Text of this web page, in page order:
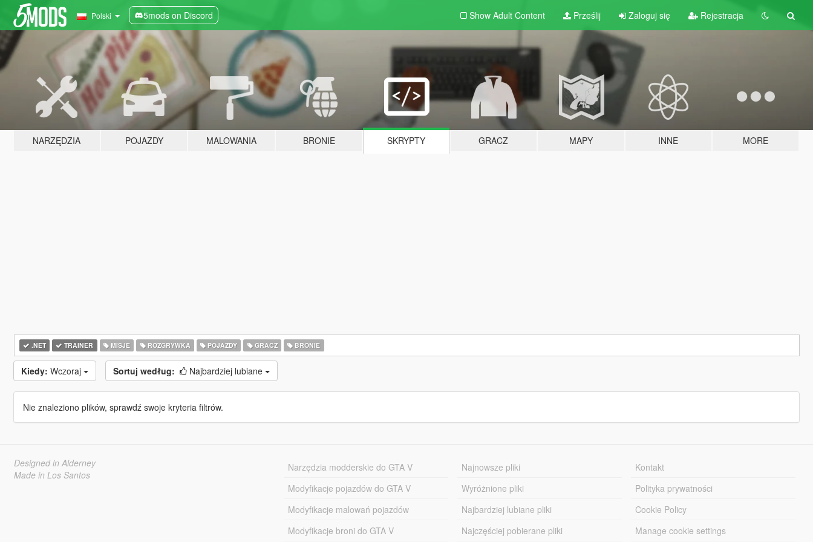
Polski 5mods on Discord Show Adult Content Prześlij Zaloguj się Rejestracja
NARZĘDZIA POJAZDY MALOWANIA BRONIE SKRYPTY GRACZ MAPY INNE MORE
.NET TRAINER MISJE ROZGRYWKA POJAZDY GRACZ BRONIE
Kiedy: Wczoraj Sortuj według: Najbardziej lubiane
Nie znaleziono plików, sprawdź swoje kryteria filtrów.
Designed in Alderney
Made in Los Santos
Narzędzia modderskie do GTA V
Modyfikacje pojazdów do GTA V
Modyfikacje malowań pojazdów
Modyfikacje broni do GTA V
Najnowsze pliki
Wyróżnione pliki
Najbardziej lubiane pliki
Najczęściej pobierane pliki
Kontakt
Polityka prywatności
Cookie Policy
Manage cookie settings